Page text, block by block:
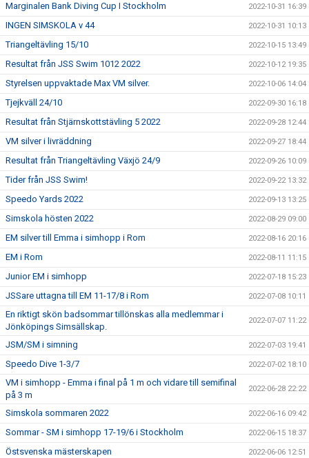
Marginalen Bank Diving Cup I Stockholm 2022-10-31 16:39
INGEN SIMSKOLA v 44 2022-10-31 10:13
Triangeltävling 15/10 2022-10-15 13:49
Resultat från JSS Swim 1012 2022 2022-10-12 19:35
Styrelsen uppvaktade Max VM silver. 2022-10-06 14:04
Tjejkväll 24/10 2022-09-30 16:18
Resultat från Stjärnskottstävling 5 2022 2022-09-28 12:44
VM silver i livräddning 2022-09-27 18:44
Resultat från Triangeltävling Växjö 24/9 2022-09-26 10:09
Tider från JSS Swim! 2022-09-22 13:32
Speedo Yards 2022 2022-09-13 13:25
Simskola hösten 2022 2022-08-29 09:00
EM silver till Emma i simhopp i Rom 2022-08-16 20:16
EM i Rom 2022-08-11 11:15
Junior EM i simhopp 2022-07-18 15:23
JSSare uttagna till EM 11-17/8 i Rom 2022-07-08 10:11
En riktigt skön badsommar tillönskas alla medlemmar i
Jönköpings Simsällskap.
2022-07-07 11:22
JSM/SM i simning 2022-07-03 19:41
Speedo Dive 1-3/7 2022-07-02 18:10
VM i simhopp - Emma i final på 1 m och vidare till semifinal
på 3 m
2022-06-28 22:22
Simskola sommaren 2022 2022-06-16 09:42
Sommar - SM i simhopp 17-19/6 i Stockholm 2022-06-15 18:37
Östsvenska mästerskapen 2022-06-06 12:51